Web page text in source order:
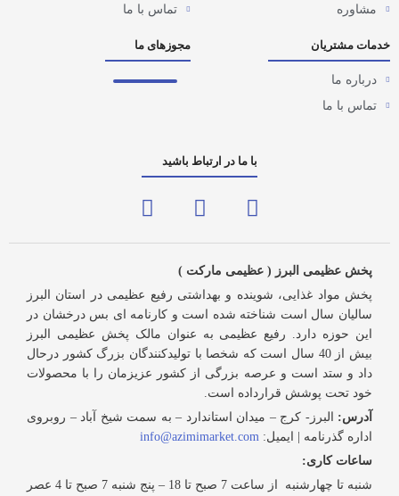
مشاوره
تماس با ما
خدمات مشتریان
درباره ما
تماس با ما
مجوزهای ما
با ما در ارتباط باشید
پخش عظیمی البرز ( عظیمی مارکت )
پخش مواد غذایی، شوینده و بهداشتی رفیع عظیمی در استان البرز
سالیان سال است شناخته شده است و کارنامه ای بس درخشان در
این حوزه دارد. رفیع عظیمی به عنوان مالک پخش عظیمی البرز
بیش از 40 سال است که شخصا با تولیدکنندگان بزرگ کشور درحال
داد و ستد است و عرصه بزرگی از کشور عزیزمان را با محصولات
خود تحت پوشش قرارداده است.
آدرس:
البرز- کرج – میدان استاندارد – به سمت شیخ آباد – روبروی
اداره گذرنامه | ایمیل: info@azimimarket.com
ساعات کاری:
شنبه تا چهارشنبه از ساعت 7 صبح تا 18 – پنج شنبه 7 صبح تا 4 عصر